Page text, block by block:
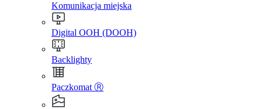
Komunikacja miejska
Digital OOH (DOOH)
Backlighty
Paczkomat Ⓡ